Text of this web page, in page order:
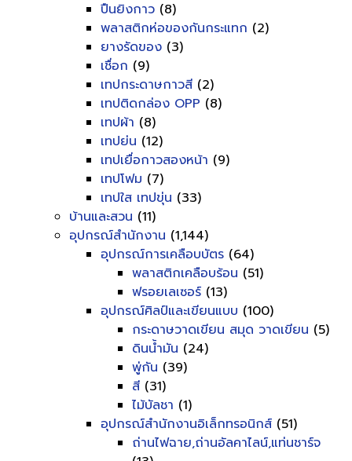
ปืนยิงกาว (8)
พลาสติกห่อของกันกระแทก (2)
ยางรัดของ (3)
เชื่อก (9)
เทปกระดาษกาวสี (2)
เทปติดกล่อง OPP (8)
เทปผ้า (8)
เทปย่น (12)
เทปเยื่อกาวสองหน้า (9)
เทปโฟม (7)
เทปใส เทปขุ่น (33)
บ้านและสวน (11)
อุปกรณ์สำนักงาน (1,144)
อุปกรณ์การเคลือบบัตร (64)
พลาสติกเคลือบร้อน (51)
ฟรอยเลเซอร์ (13)
อุปกรณ์ศิลป์และเขียนแบบ (100)
กระดาษวาดเขียน สมุด วาดเขียน (5)
ดินน้ำมัน (24)
พู่กัน (39)
สี (31)
ไม้บัลชา (1)
อุปกรณ์สำนักงานอิเล็กทรอนิกส์ (51)
ถ่านไฟฉาย,ถ่านอัลคาไลน์,แท่นชาร์จ